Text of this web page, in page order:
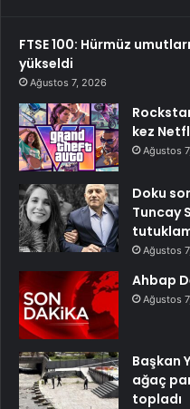
FTSE 100: Hürmüz
yükseldi
Ağustos 7, 2026
kez
Ağustos
Doku
Tuncay
Ağustos
Ahbap
Ağustos
Başkan
ağaç
topladı